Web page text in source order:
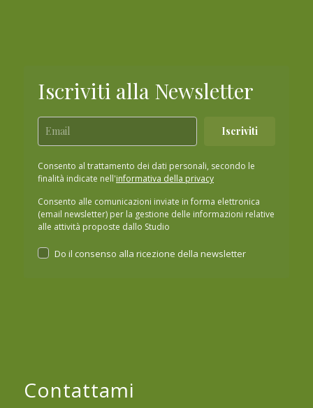
Iscriviti alla Newsletter
Iscriviti
Consento al trattamento dei dati personali, secondo le
finalità indicate nell'informativa della privacy
Consento alle comunicazioni inviate in forma elettronica
(email newsletter) per la gestione delle informazioni relative
alle attività proposte dallo Studio
Do il consenso alla ricezione della newsletter
Contattami